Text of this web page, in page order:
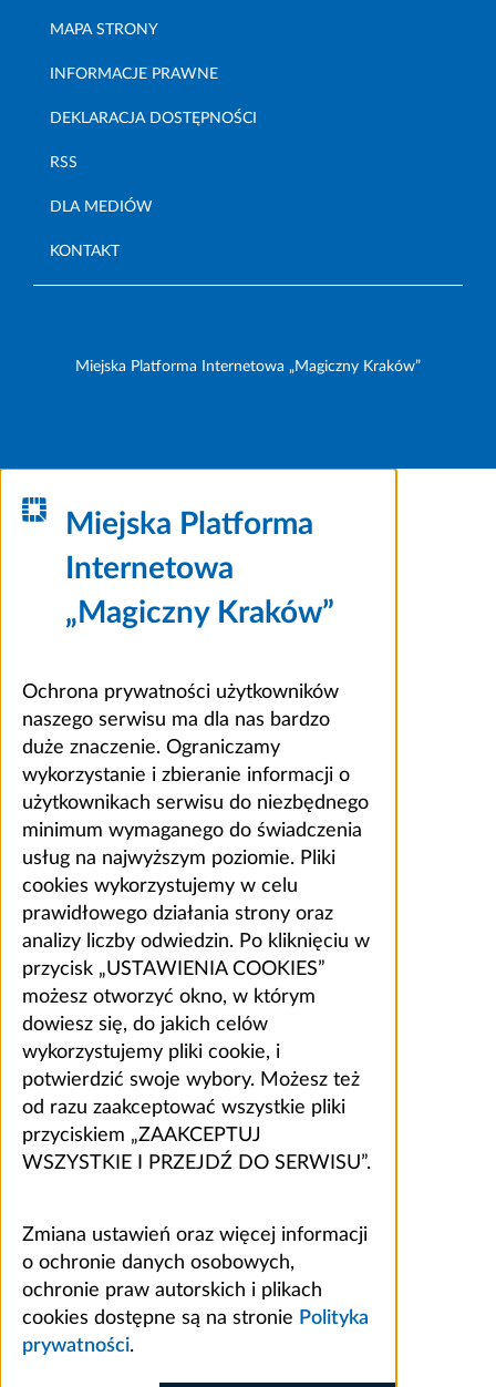
MAPA STRONY
INFORMACJE PRAWNE
DEKLARACJA DOSTĘPNOŚCI
RSS
DLA MEDIÓW
KONTAKT
Miejska Platforma Internetowa „Magiczny Kraków”
Miejska Platforma
Internetowa
„Magiczny Kraków”
Ochrona prywatności użytkowników
naszego serwisu ma dla nas bardzo
duże znaczenie. Ograniczamy
wykorzystanie i zbieranie informacji o
użytkownikach serwisu do niezbędnego
minimum wymaganego do świadczenia
usług na najwyższym poziomie. Pliki
cookies wykorzystujemy w celu
prawidłowego działania strony oraz
analizy liczby odwiedzin. Po kliknięciu w
przycisk „USTAWIENIA COOKIES”
możesz otworzyć okno, w którym
dowiesz się, do jakich celów
wykorzystujemy pliki cookie, i
potwierdzić swoje wybory. Możesz też
od razu zaakceptować wszystkie pliki
przyciskiem „ZAAKCEPTUJ
WSZYSTKIE I PRZEJDŹ DO SERWISU”.
Zmiana ustawień oraz więcej informacji
o ochronie danych osobowych,
ochronie praw autorskich i plikach
cookies dostępne są na stronie Polityka
prywatności.